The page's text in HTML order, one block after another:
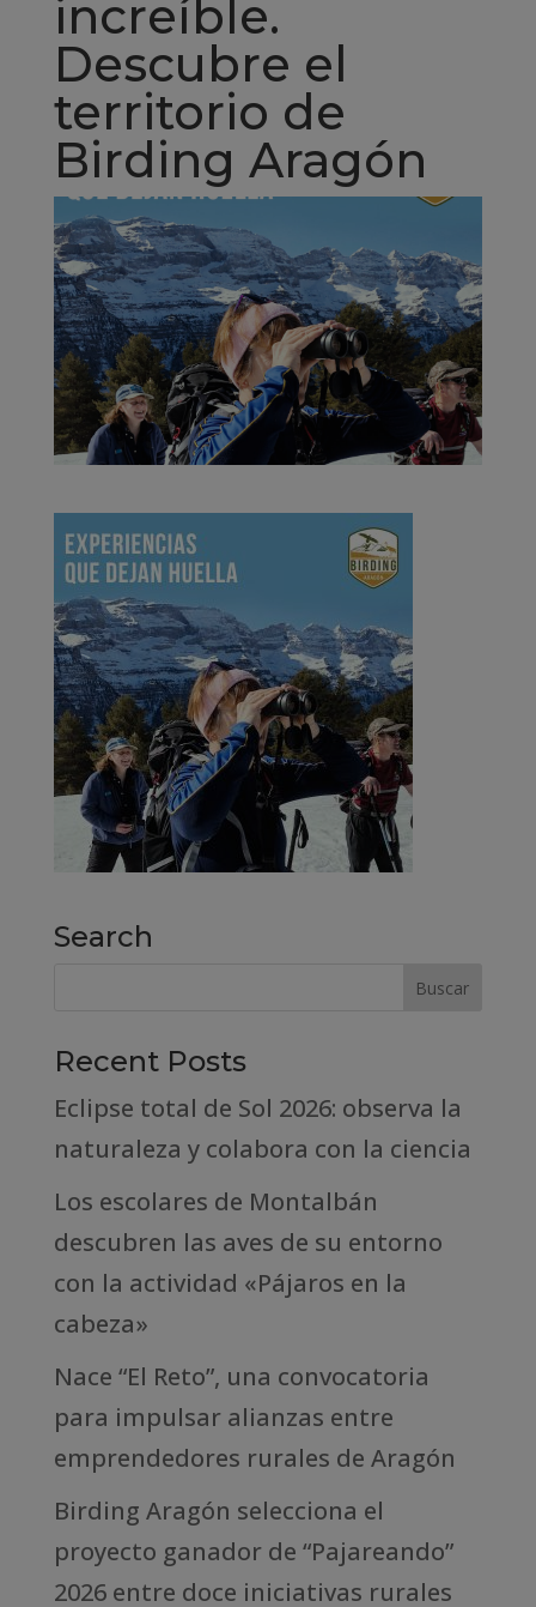
increíble.
Descubre el
territorio de
Birding Aragón
Search
Recent Posts
Eclipse total de Sol 2026: observa la
naturaleza y colabora con la ciencia
Los escolares de Montalbán
descubren las aves de su entorno
con la actividad «Pájaros en la
cabeza»
Nace “El Reto”, una convocatoria
para impulsar alianzas entre
emprendedores rurales de Aragón
Birding Aragón selecciona el
proyecto ganador de “Pajareando”
2026 entre doce iniciativas rurales